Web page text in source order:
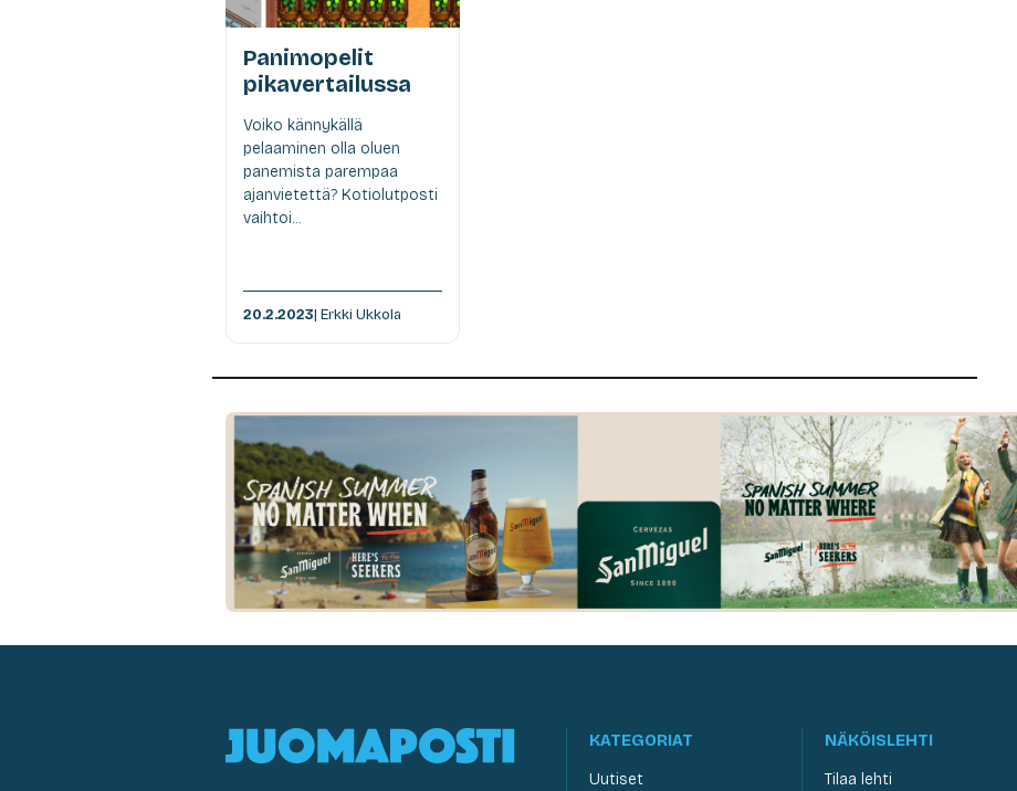
Panimopelit
pikavertailussa
Voiko kännykällä
pelaaminen olla oluen
panemista parempaa
ajanvietettä? Kotiolutposti
vaihtoi...
20.2.2023| Erkki Ukkola
KATEGORIAT
Uutiset
NÄKÖISLEHTI
Tilaa lehti